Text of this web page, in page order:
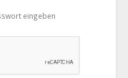
eingeben